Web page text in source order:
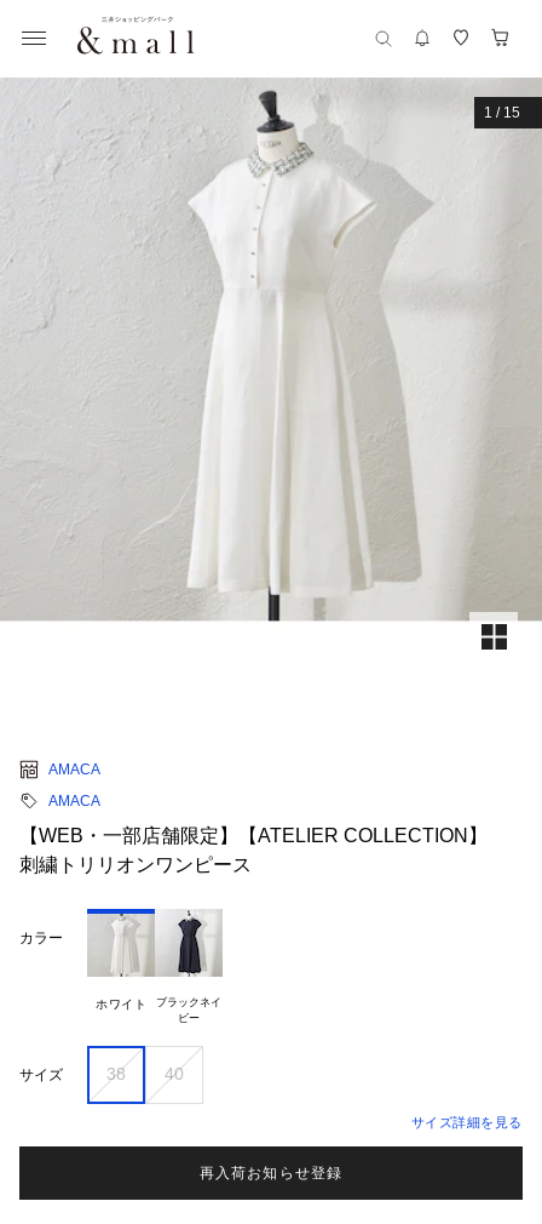
1 / 15
AMACA
AMACA
【WEB・一部店舗限定】【ATELIER COLLECTION】
刺繍トリリオンワンピース
カラー
ホワイト
ブラックネイ
サイズ 38 40
サイズ詳細を見る
再入荷お知らせ登録